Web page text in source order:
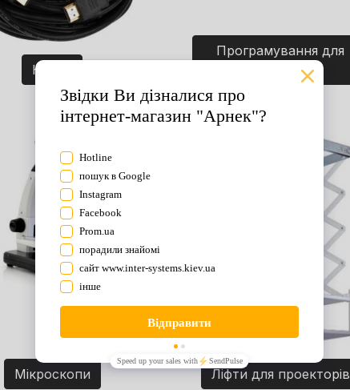
Кабелі
Програмування для
дітей. Ігри.
Мікроскопи Ліфти для проекторів